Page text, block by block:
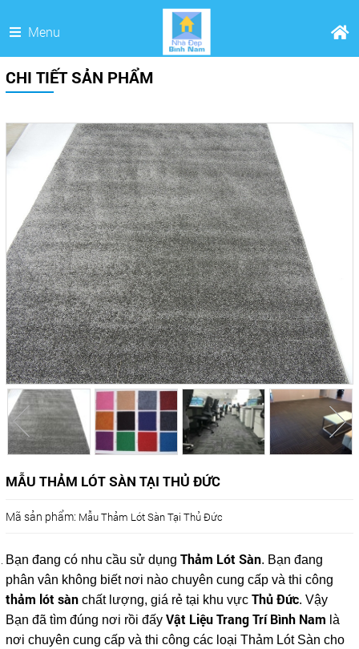
Menu
CHI TIẾT SẢN PHẨM
MẪU THẢM LÓT SÀN TẠI THỦ ĐỨC
Mã sản phẩm: Mẫu Thảm Lót Sàn Tại Thủ Đức
Bạn đang có nhu cầu sử dụng Thảm Lót Sàn. Bạn đang
phân vân không biết nơi nào chuyên cung cấp và thi công
thảm lót sànchất lượng, giá rẻ tại khu vực Thủ Đức. Vậy
Bạn đã tìm đúng nơi rồi đấy Vật Liệu Trang Trí Bình Nam là
nơi chuyên cung cấp và thi công các loại Thảm Lót Sàn cho